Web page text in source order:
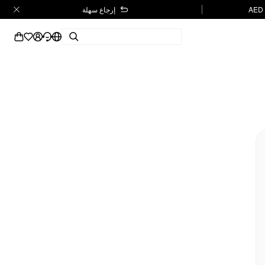
إرجاع سهلة